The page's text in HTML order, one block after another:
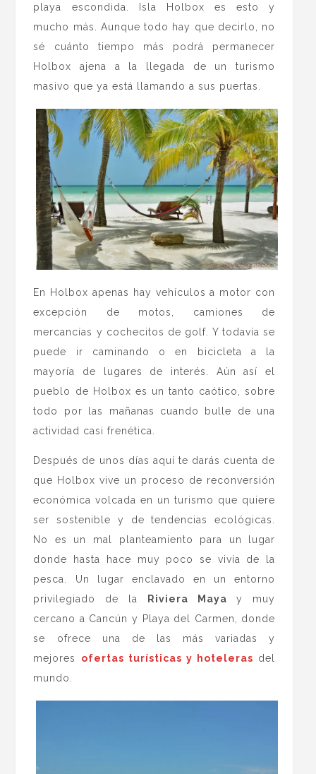
playa escondida. Isla Holbox es esto y
mucho más. Aunque todo hay que decirlo, no
sé cuánto tiempo más podrá permanecer
Holbox ajena a la llegada de un turismo
masivo que ya está llamando a sus puertas.
En Holbox apenas hay vehículos a motor con
excepción de motos, camiones de
mercancías y cochecitos de golf. Y todavía se
puede ir caminando o en bicicleta a la
mayoría de lugares de interés. Aún así el
pueblo de Holbox es un tanto caótico, sobre
todo por las mañanas cuando bulle de una
actividad casi frenética.
Después de unos días aquí te darás cuenta de
que Holbox vive un proceso de reconversión
económica volcada en un turismo que quiere
ser sostenible y de tendencias ecológicas.
No es un mal planteamiento para un lugar
donde hasta hace muy poco se vivía de la
pesca. Un lugar enclavado en un entorno
privilegiado de la
Riviera Maya y muy
cercano a Cancún y Playa del Carmen, donde
se ofrece una de las más variadas y
mejores ofertas turísticas y hoteleras del
mundo.